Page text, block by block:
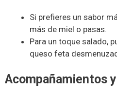
Si prefieres un sabor
más de miel o pasas.
Para un toque salado,
queso feta
Acompañamientos